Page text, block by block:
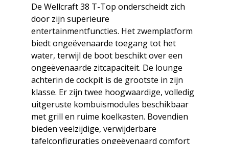
De Wellcraft 38 T-Top onderscheidt zich
door zijn superieure
entertainmentfuncties. Het zwemplatform
biedt ongeëvenaarde toegang tot het
water, terwijl de boot beschikt over een
ongeëvenaarde zitcapaciteit. De lounge
achterin de cockpit is de grootste in zijn
klasse. Er zijn twee hoogwaardige, volledig
uitgeruste kombuismodules beschikbaar
met grill en ruime koelkasten. Bovendien
bieden veelzijdige, verwijderbare
tafelconfiguraties ongeëvenaard comfort